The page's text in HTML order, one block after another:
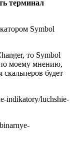
терминал
то Symbol
по моему мнению,
скальперов будет
indikatory/luchshie-